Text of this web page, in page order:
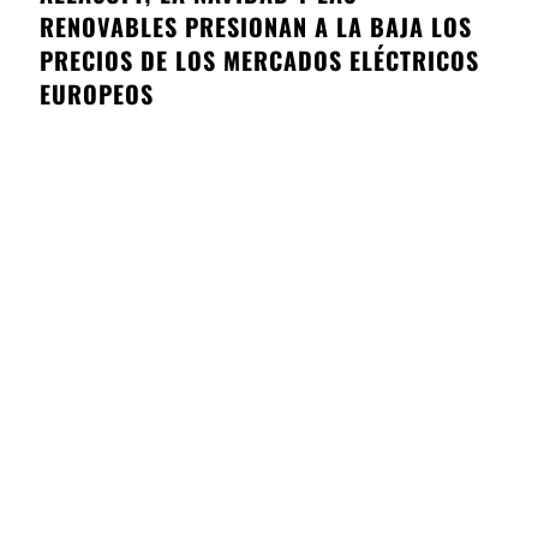
RENOVABLES PRESIONAN A LA BAJA LOS
PRECIOS DE LOS MERCADOS ELÉCTRICOS
EUROPEOS